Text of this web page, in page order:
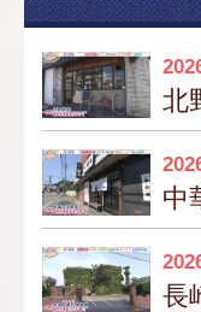
北
中
長